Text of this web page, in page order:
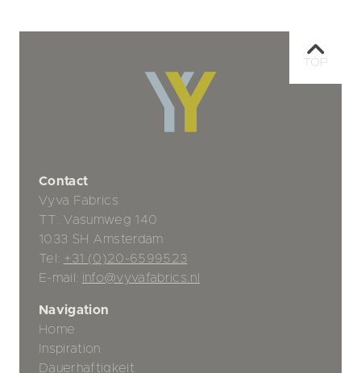
Contact
Vyva Fabrics
TT. Vasumweg 140
1033 SH Amsterdam
Tel: +31 (0)20-6599523
E-mail: info@vyvafabrics.nl
Navigation
Home
Inspiration
Dauerhaftigkeit
TOP